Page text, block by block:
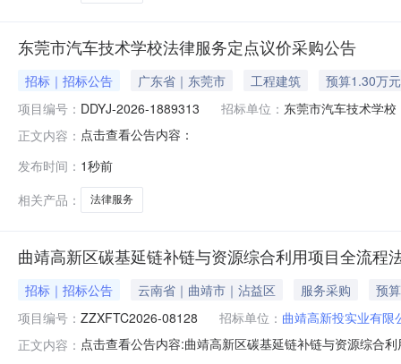
东莞市汽车技术学校法律服务定点议价采购公告
招标｜招标公告 广东省｜东莞市 工程建筑
预算1.30万元
项目编号： DDYJ-2026-1889313 招标单位： 东莞市汽⻋技术学校
正文内容： 点击查看公告内容：
发布时间： 1秒前
相关产品：
法律服务
曲靖高新区碳基延链补链与资源综合利用项目全流程
招标｜招标公告 云南省｜曲靖市｜沾益区 服务采购
预
项目编号： ZZXFTC2026-08128 招标单位： 曲靖高新投实业有限
正文内容： 点击查看公告内容:曲靖高新区碳基延链补链与资源综合